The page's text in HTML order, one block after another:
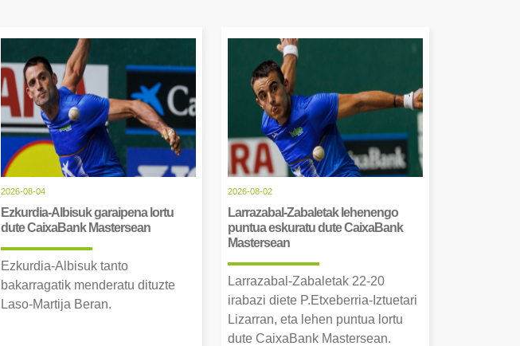
2026-08-04
Ezkurdia-Albisuk garaipena lortu
dute CaixaBank Mastersean
Ezkurdia-Albisuk tanto
bakarragatik menderatu dituzte
Laso-Martija Beran.
2026-08-02
Larrazabal-Zabaletak lehenengo
puntua eskuratu dute CaixaBank
Mastersean
Larrazabal-Zabaletak 22-20
irabazi diete P.Etxeberria-Iztuetari
Lizarran, eta lehen puntua lortu
dute CaixaBank Mastersean.